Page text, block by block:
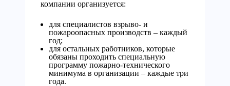
компании организуется:
для специалистов взрыво- и
пожароопасных производств – каждый
год;
для остальных работников, которые
обязаны проходить специальную
программу пожарно-технического
минимума в организации – каждые три
года.